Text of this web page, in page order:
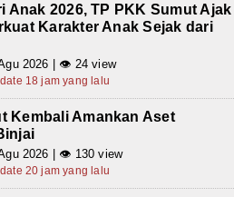
Anak 2026, TP PKK Sumut Ajak
Karakter Anak Sejak dari
2026 | 👁 24 view
18 jam yang lalu
Kembali Amankan Aset
2026 | 👁 130 view
20 jam yang lalu